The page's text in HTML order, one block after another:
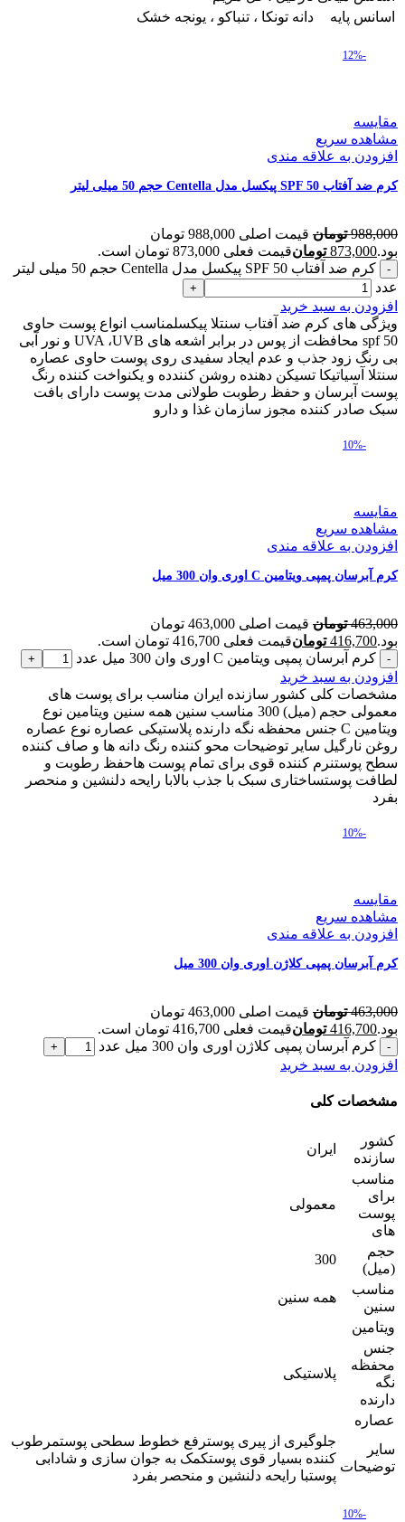
اسانس پایه
دانه تونکا ، تنباکو ، یونجه خشک
-12%
مقایسه
مشاهده سریع
افزودن به علاقه مندی
کرم ضد آفتاب SPF 50 پیکسل مدل Centella حجم 50 میلی لیتر
988,000 تومان
قیمت اصلی 988,000 تومان
بود.873,000 تومانقیمت فعلی 873,000 تومان است.
کرم ضد آفتاب SPF 50 پیکسل مدل Centella حجم 50 میلی لیتر
عدد
افزودن به سبد خرید
ویژگی های کرم ضد آفتاب سنتلا پیکسلمناسب انواع پوست حاوی
spf 50 محافظت از پوس در برابر اشعه های UVA ،UVB و نور آبی
بی رنگ زود جذب و عدم ایجاد سفیدی روی پوست حاوی عصاره
سنتلا آسیاتیکا تسیکن دهنده روشن کنندده و یکنواخت کننده رنگ
پوست آبرسان و حفظ رطوبت طولانی مدت پوست دارای بافت
سبک صادر کننده مجوز سازمان غذا و دارو
-10%
مقایسه
مشاهده سریع
افزودن به علاقه مندی
کرم آبرسان پمپی ویتامین C اوری وان 300 میل
463,000 تومان
قیمت اصلی 463,000 تومان
بود.416,700 تومانقیمت فعلی 416,700 تومان است.
کرم آبرسان پمپی ویتامین C اوری وان 300 میل عدد
افزودن به سبد خرید
مشخصات کلی کشور سازنده ایران مناسب برای پوست های
معمولی حجم (میل) 300 مناسب سنین همه سنین ویتامین نوع
ویتامین C جنس محفظه نگه دارنده پلاستیکی عصاره نوع عصاره
روغن نارگیل سایر توضیحات محو کننده رنگ دانه ها و صاف کننده
سطح پوستنرم کننده قوی برای تمام پوست هاحفظ رطوبت و
لطافت پوستساختاری سبک با جذب بالابا رایحه دلنشین و منحصر
بفرد
-10%
مقایسه
مشاهده سریع
افزودن به علاقه مندی
کرم آبرسان پمپی کلاژن اوری وان 300 میل
463,000 تومان
قیمت اصلی 463,000 تومان
بود.416,700 تومانقیمت فعلی 416,700 تومان است.
کرم آبرسان پمپی کلاژن اوری وان 300 میل عدد
افزودن به سبد خرید
مشخصات کلی
کشور
سازنده
ایران
مناسب
برای
پوست
های
معمولی
حجم
(میل)
300
مناسب
سنین
همه سنین
ویتامین
جنس
محفظه
نگه
دارنده
پلاستیکی
عصاره
سایر
توضیحات
جلوگیری از پیری پوسترفع خطوط سطحی پوستمرطوب
کننده بسیار قوی پوستکمک به جوان سازی و شادابی
پوستبا رایحه دلنشین و منحصر بفرد
-10%